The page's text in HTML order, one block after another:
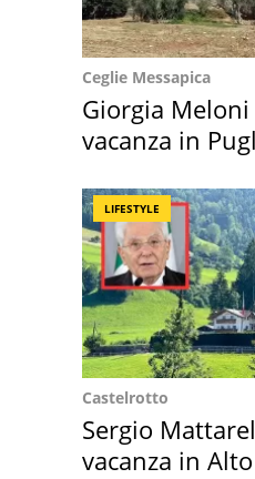
Ceglie Messapica
Giorgia
vacanza in
LIFESTYLE
Castelrotto
Sergio
vacanza in